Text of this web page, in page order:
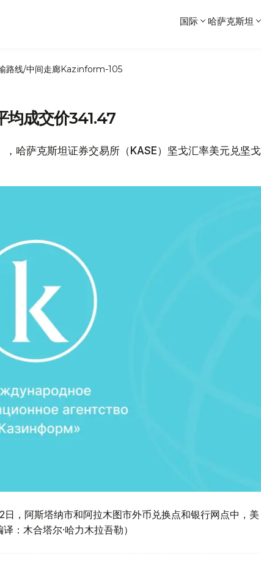
国际 哈萨克斯坦
路线/中间走廊Kazinform-105
均成交价341.47
哈萨克斯坦证券交易所（KASE）坚戈汇率美元兑坚戈
，阿斯塔纳市和阿拉木图市外币兑换点和银行网点中，美
：木合塔尔·哈力木拉吾勒）